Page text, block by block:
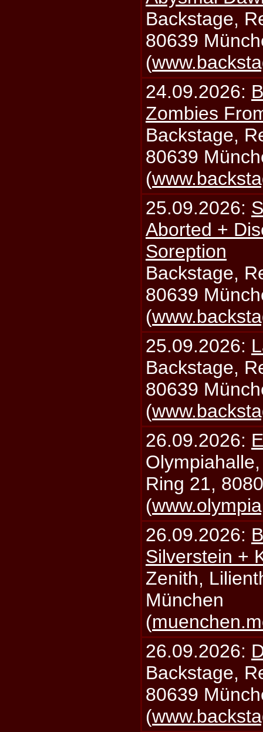
Backstage,
80639
(
24.09.2026:
Zombies
Backstage,
80639
(
25.09.2026:
Aborted +
Soreption
Backstage,
80639
(
25.09.2026:
Backstage,
80639
(
26.09.2026:
Ring 21,
(
26.09.2026:
Silverstein +
Zenith,
München
(
26.09.2026:
Backstage,
80639
(